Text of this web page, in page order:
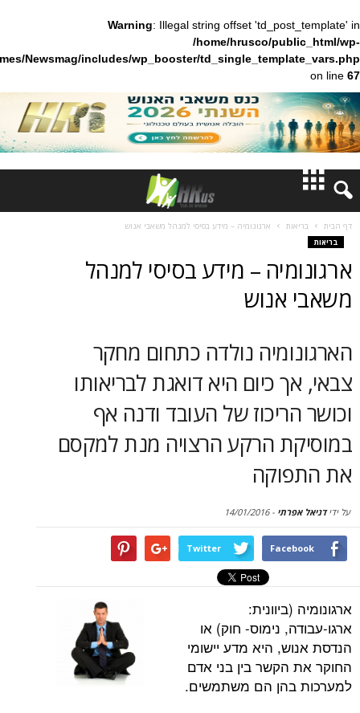
Warning: Illegal string offset
/home/hrusco/
content/themes/Newsmag/includes/wp_booster/
חדשות
ארגונומיה – מידע בסיסי למנהל משאבי אנוש
– מידע בסיסי למנהל
נולדה כתחום מחקר
כיום היא דואגת לבריאותו
של העובד ודנה אף
הרקע הרצויה מנת למקסם
-
14/01/2016
Twitter
נימוס- חוק) או
היא מדע יישומי
בין בני אדם
הם משתמשים.